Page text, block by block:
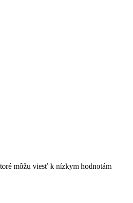
môžu viesť k⁢ nízkym⁤ hodnotám​